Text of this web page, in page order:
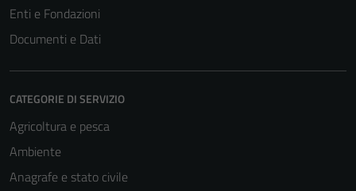
Enti e Fondazioni
Documenti e Dati
CATEGORIE DI SERVIZIO
Agricoltura e pesca
Ambiente
Anagrafe e stato civile